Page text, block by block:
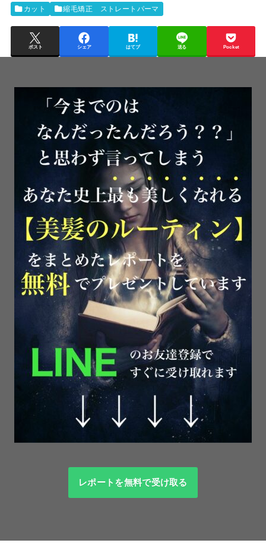
カット 縮毛矯正 ストレートパーマ
ポスト シェア はてブ 送る Pocket
レポートを無料で受け取る